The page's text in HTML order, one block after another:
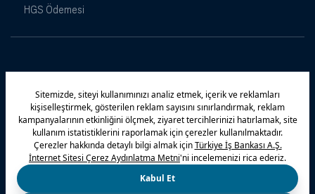
HGS Ödemesi
Maximiles Kampanyalar Yasal Uyarı Güvenlik
Gizlilik Politikamız Bilgi Toplumu Hizmetleri
Çerez Politikası Kişisel Verilerin Korunması